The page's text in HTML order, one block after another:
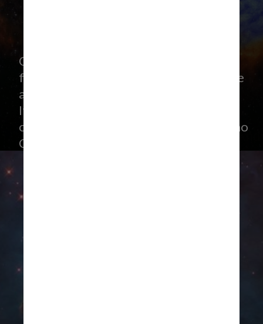
O registro tem 1,5 bilhão de pixels e foi
feito pelo telescópio VST, que pertence
ao Instituto Nacional de Astrofísica da
Itália e instalado pelo ESO no seu
observatório no deserto do Atacama, no
Chile